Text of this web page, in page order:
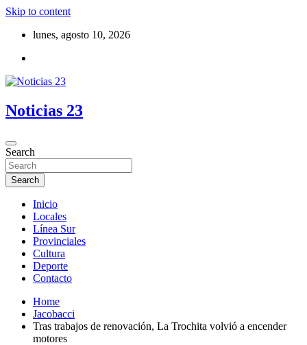
Skip to content
lunes, agosto 10, 2026
Noticias 23
Search
Search
Inicio
Locales
Línea Sur
Provinciales
Cultura
Deporte
Contacto
Home
Jacobacci
Tras trabajos de renovación, La Trochita volvió a encender
motores